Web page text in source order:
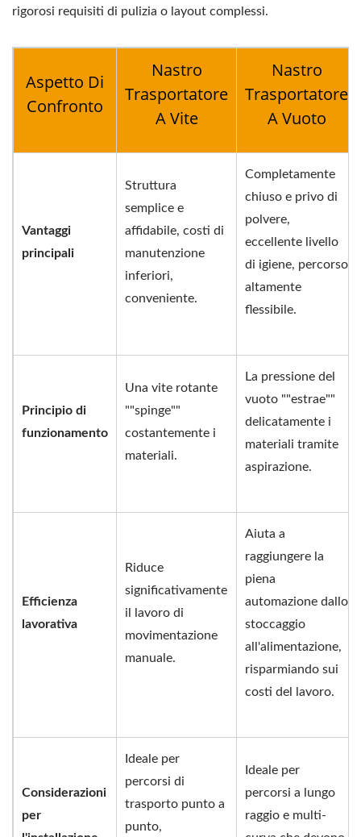
rigorosi requisiti di pulizia o layout complessi.
Aspetto Di
Confronto
Nastro
Trasportatore
A Vite
Nastro
Trasportatore
A Vuoto
Vantaggi
principali
Struttura
semplice e
affidabile, costi di
manutenzione
inferiori,
conveniente.
Completamente
chiuso e privo di
polvere,
eccellente livello
di igiene, percorso
altamente
flessibile.
Principio di
funzionamento
Una vite rotante
""spinge""
costantemente i
materiali.
La pressione del
vuoto ""estrae""
delicatamente i
materiali tramite
aspirazione.
Efficienza
lavorativa
Riduce
significativamente
il lavoro di
movimentazione
manuale.
Aiuta a
raggiungere la
piena
automazione dallo
stoccaggio
all'alimentazione,
risparmiando sui
costi del lavoro.
Considerazioni
per
Ideale per
percorsi di
trasporto punto a
punto,
Ideale per
percorsi a lungo
raggio e multi-